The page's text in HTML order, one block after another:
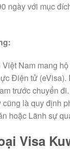
ngày với mục
Nam mang
Điện tử (eVisa).
trước chuyến
là quy định
hoặc Lãnh sự
Visa